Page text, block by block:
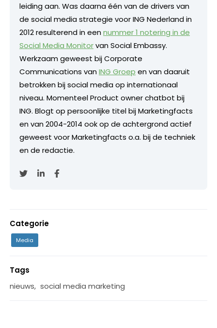
leiding aan. Was daarna één van de drivers van
de social media strategie voor ING Nederland in
2012 resulterend in eennummer 1 notering in de
Social Media Monitorvan Social Embassy.
Werkzaam geweest bij Corporate
Communications vanING Groep en van daaruit
betrokken bij social media op internationaal
niveau. Momenteel Product owner chatbot bij
ING. Blogt op persoonlijke titel bij Marketingfacts
en van 2004-2014 ook op de achtergrond actief
geweest voor Marketingfacts o.a. bij de techniek
en de redactie.
Categorie
Media
Tags
nieuws, social media marketing